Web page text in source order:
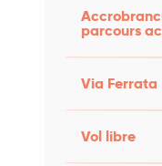
parcours
Via Ferrata
Vol libre